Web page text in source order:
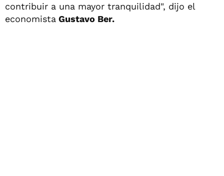
contribuir a una mayor tranquilidad", dijo el
economista Gustavo Ber.